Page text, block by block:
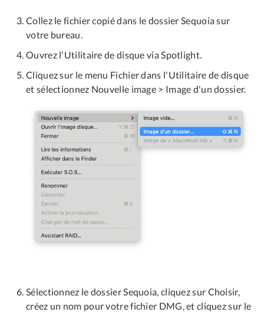
Collez le fichier copié dans le dossier Sequoia sur
votre bureau.
Ouvrez l'Utilitaire de disque via Spotlight.
Cliquez sur le menu Fichier dans l'Utilitaire de disque
et sélectionnez Nouvelle image > Image d'un dossier.
Sélectionnez le dossier Sequoia, cliquez sur Choisir,
créez un nom pour votre fichier DMG, et cliquez sur le